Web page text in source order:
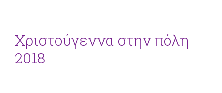
Χριστούγεννα στην πόλη
2018